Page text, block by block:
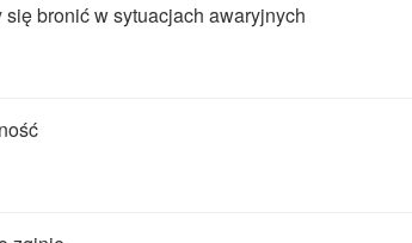
się bronić w sytuacjach awaryjnych